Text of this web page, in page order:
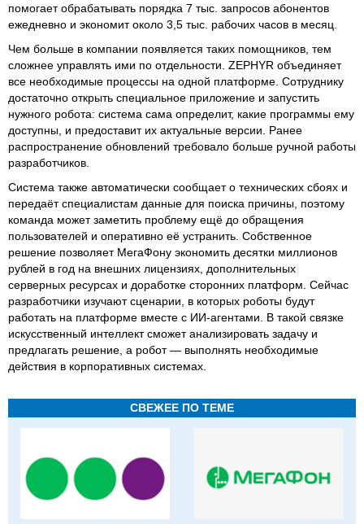
помогает обрабатывать порядка 7 тыс. запросов абонентов
ежедневно и экономит около 3,5 тыс. рабочих часов в месяц.
Чем больше в компании появляется таких помощников, тем
сложнее управлять ими по отдельности. ZEPHYR объединяет
все необходимые процессы на одной платформе. Сотруднику
достаточно открыть специальное приложение и запустить
нужного робота: система сама определит, какие программы ему
доступны, и предоставит их актуальные версии. Ранее
распространение обновлений требовало больше ручной работы
разработчиков.
Система также автоматически сообщает о технических сбоях и
передаёт специалистам данные для поиска причины, поэтому
команда может заметить проблему ещё до обращения
пользователей и оперативно её устранить. Собственное
решение позволяет МегаФону экономить десятки миллионов
рублей в год на внешних лицензиях, дополнительных
серверных ресурсах и доработке сторонних платформ. Сейчас
разработчики изучают сценарии, в которых роботы будут
работать на платформе вместе c ИИ-агентами. В такой связке
искусственный интеллект сможет анализировать задачу и
предлагать решение, а робот — выполнять необходимые
действия в корпоративных системах.
СВЕЖЕЕ ПО ТЕМЕ